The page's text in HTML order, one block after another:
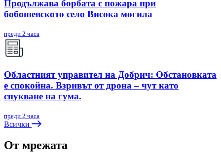
Продължава борбата с пожара при
бобошевското село Висока могила
преди 2 часа
Областният управител на Добрич: Обстановката
е спокойна. Взривът от дрона – чут като
спукване на гума.
преди 2 часа
Всички
От мрежата